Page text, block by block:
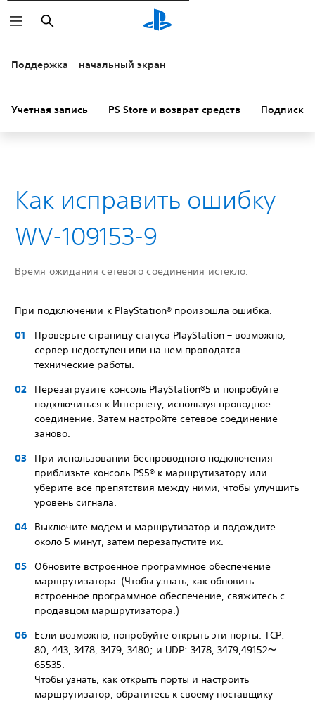
Поиск
Поддержка – начальный экран
Учетная запись PS Store и возврат средств Подписки
Как исправить ошибку
WV-109153-9
Время ожидания сетевого соединения истекло.
При подключении к PlayStation® произошла ошибка.
Проверьте страницу статуса PlayStation – возможно,
сервер недоступен или на нем проводятся
технические работы.
Перезагрузите консоль PlayStation®5 и попробуйте
подключиться к Интернету, используя проводное
соединение. Затем настройте сетевое соединение
заново.
При использовании беспроводного подключения
приблизьте консоль PS5® к маршрутизатору или
уберите все препятствия между ними, чтобы улучшить
уровень сигнала.
Выключите модем и маршрутизатор и подождите
около 5 минут, затем перезапустите их.
Обновите встроенное программное обеспечение
маршрутизатора. (Чтобы узнать, как обновить
встроенное программное обеспечение, свяжитесь с
продавцом маршрутизатора.)
Если возможно, попробуйте открыть эти порты. TCP:
80, 443, 3478, 3479, 3480; и UDP: 3478, 3479,49152～
65535.
Чтобы узнать, как открыть порты и настроить
маршрутизатор, обратитесь к своему поставщику